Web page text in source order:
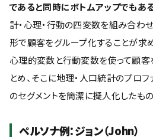
であると同時にボトムアップでもあ
計・心理・行動の四変数を組み合わ
形で顧客をグループ化することが求
心理的変数と行動変数を使って顧客
とめ、そこに地理・人口統計のプロフ
のセグメントを簡潔に擬人化したも
ペルソナ例：ジョン（John）